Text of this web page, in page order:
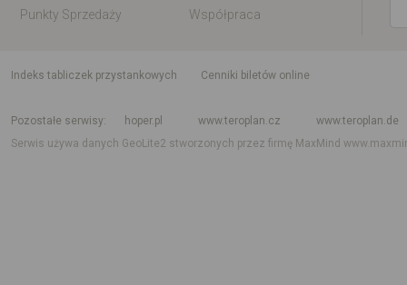
Punkty Sprzedaży
Współpraca
indeks tabliczek przystankowych
Cenniki biletów online
Pozostałe serwisy
hoper.pl www.teroplan.cz
www.teroplan.de
Serwis używa danych GeoLite2 stworzonych przez firmę MaxMind